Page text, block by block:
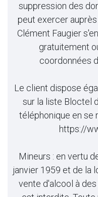
suppression des
peut exercer auprès
Clément Faugier
gratuitement
coordonnées
Le client dispose
sur la liste Bloctel
téléphonique en se
https://
Mineurs : en vertu
janvier 1959 et de la
vente d'alcool à